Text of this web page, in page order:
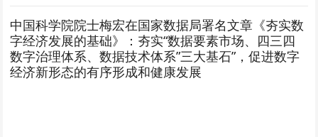
中国科学院院士梅宏在国家数据局署名文章《夯实数
字经济发展的基础》：夯实“数据要素市场、四三四
数字治理体系、数据技术体系”三大基石”，促进数字
经济新形态的有序形成和健康发展